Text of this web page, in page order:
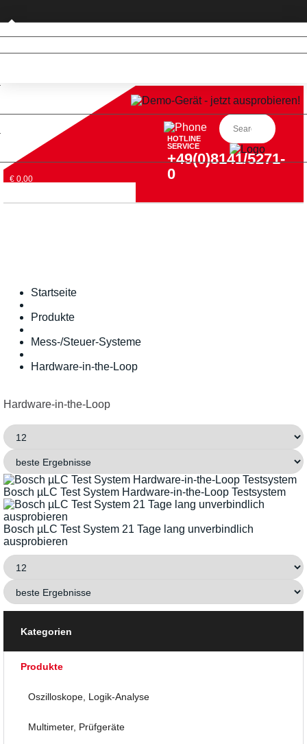
Privatkunde (nur DE)
€ 0,00
HOTLINE
SERVICE
+49(0)8141/5271-
0
Startseite
Produkte
Mess-/Steuer-Systeme
Hardware-in-the-Loop
Hardware-in-the-Loop
Bosch µLC Test System Hardware-in-the-Loop Testsystem
Bosch µLC Test System 21 Tage lang unverbindlich
ausprobieren
Kategorien
Produkte
Oszilloskope, Logik-Analyse
Multimeter, Prüfgeräte